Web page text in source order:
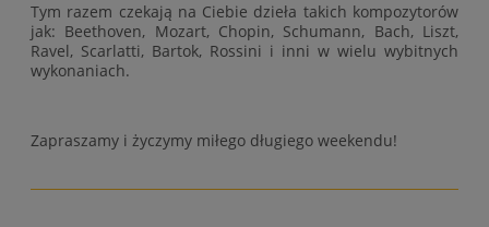
Tym razem czekają na Ciebie dzieła takich kompozytorów
jak: Beethoven, Mozart, Chopin, Schumann, Bach, Liszt,
Ravel, Scarlatti, Bartok, Rossini i inni w wielu wybitnych
wykonaniach.
Zapraszamy i życzymy miłego długiego weekendu!